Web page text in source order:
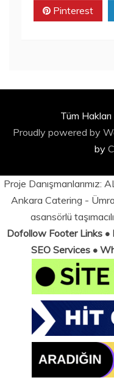
Pinterest
Tüm
Proudly powered by
by
Proje Danışmanlarımız:
Ankara Catering -
asansörlü
Dofollow Footer Links •
SEO Services •